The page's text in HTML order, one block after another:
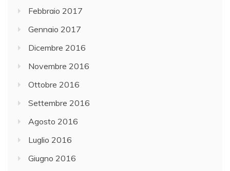
Febbraio 2017
Gennaio 2017
Dicembre 2016
Novembre 2016
Ottobre 2016
Settembre 2016
Agosto 2016
Luglio 2016
Giugno 2016